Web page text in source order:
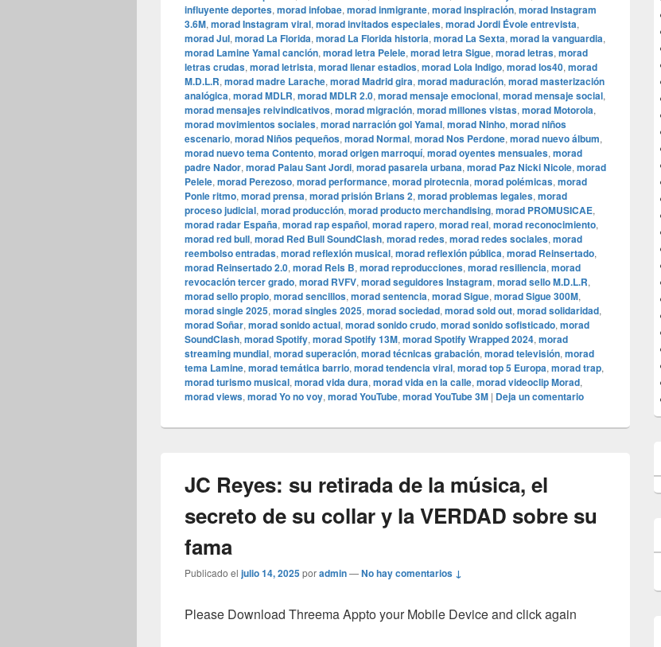
influyente deportes, morad infobae, morad inmigrante, morad inspiración, morad Instagram
3.6M, morad Instagram viral, morad invitados especiales, morad Jordi Évole entrevista,
morad Jul, morad La Florida, morad La Florida historia, morad La Sexta, morad la vanguardia,
morad Lamine Yamal canción, morad letra Pelele, morad letra Sigue, morad letras, morad
letras crudas, morad letrista, morad llenar estadios, morad Lola Indigo, morad los40, morad
M.D.L.R, morad madre Larache, morad Madrid gira, morad maduración, morad masterización
analógica, morad MDLR, morad MDLR 2.0, morad mensaje emocional, morad mensaje social,
morad mensajes reivindicativos, morad migración, morad millones vistas, morad Motorola,
morad movimientos sociales, morad narración gol Yamal, morad Ninho, morad niños
escenario, morad Niños pequeños, morad Normal, morad Nos Perdone, morad nuevo álbum,
morad nuevo tema Contento, morad origen marroquí, morad oyentes mensuales, morad
padre Nador, morad Palau Sant Jordi, morad pasarela urbana, morad Paz Nicki Nicole, morad
Pelele, morad Perezoso, morad performance, morad pirotecnia, morad polémicas, morad
Ponle ritmo, morad prensa, morad prisión Brians 2, morad problemas legales, morad
proceso judicial, morad producción, morad producto merchandising, morad PROMUSICAE,
morad radar España, morad rap español, morad rapero, morad real, morad reconocimiento,
morad red bull, morad Red Bull SoundClash, morad redes, morad redes sociales, morad
reembolso entradas, morad reflexión musical, morad reflexión pública, morad Reinsertado,
morad Reinsertado 2.0, morad Rels B, morad reproducciones, morad resiliencia, morad
revocación tercer grado, morad RVFV, morad seguidores Instagram, morad sello M.D.L.R,
morad sello propio, morad sencillos, morad sentencia, morad Sigue, morad Sigue 300M,
morad single 2025, morad singles 2025, morad sociedad, morad sold out, morad solidaridad,
morad Soñar, morad sonido actual, morad sonido crudo, morad sonido sofisticado, morad
SoundClash, morad Spotify, morad Spotify 13M, morad Spotify Wrapped 2024, morad
streaming mundial, morad superación, morad técnicas grabación, morad televisión, morad
tema Lamine, morad temática barrio, morad tendencia viral, morad top 5 Europa, morad trap,
morad turismo musical, morad vida dura, morad vida en la calle, morad videocli‏p Morad,
morad views, morad Yo no voy, morad YouTube, morad YouTube 3M | Deja un comentario
JC Reyes: su retirada de la música, el
secreto de su collar y la VERDAD sobre su
fama
Publicado el julio 14, 2025poradmin—No hay comentarios ↓
Please Download Threema Appto your Mobile Device and click again